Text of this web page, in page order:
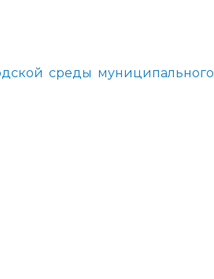
среды муниципального